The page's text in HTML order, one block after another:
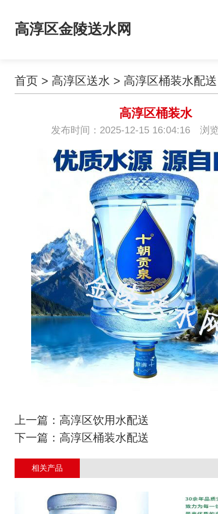
高淳区金陵送水网
首页 > 高淳区送水 > 高淳区桶装水配送
高淳区桶装水
发布时间：2025-12-15 16:04:16 浏
上一篇： 高淳区饮用水配送
下一篇： 高淳区桶装水配送
相关产品